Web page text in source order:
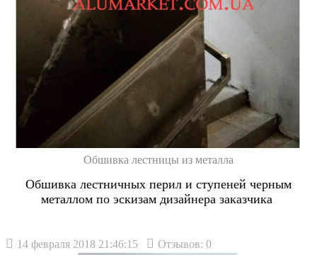
Обшивка лестницы из металла
Обшивка лестничных перил и ступеней черным
металлом по эскизам дизайнера заказчика
14 февраля 2018 21:46:15 Отзывов: 0